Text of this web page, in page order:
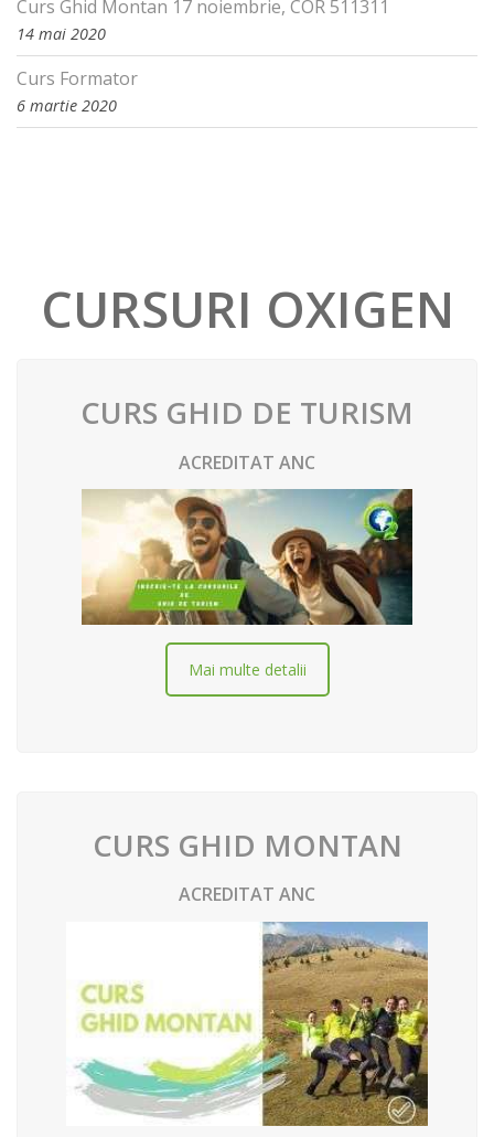
Curs Ghid Montan 17 noiembrie, COR 511311
14 mai 2020
Curs Formator
6 martie 2020
CURSURI OXIGEN
CURS GHID DE TURISM
ACREDITAT ANC
Mai multe detalii
CURS GHID MONTAN
ACREDITAT ANC